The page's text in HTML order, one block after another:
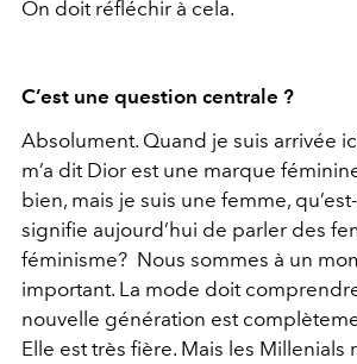
On doit réfléchir à cela.
C’est une question centrale ?
Absolument. Quand je suis arrivée
m’a dit Dior est une marque
bien, mais je suis une femme,
signifie aujourd’hui de parler des
féminisme? Nous sommes à un
important. La mode doit
nouvelle génération est
Elle est très fière. Mais les Millenials